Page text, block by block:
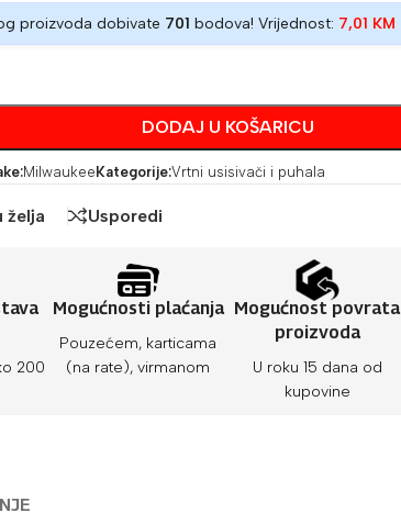
proizvoda dobivate 701 bodova! Vrijednost: 7,01 KM
DODAJ U KOŠARICU
MilwaukeeKategorije:Vrtni usisivači i puhala
želja Usporedi
200
Mogućnosti plaćanja
Pouzećem, karticama
(na rate), virmanom
Mogućnost povrata
proizvoda
U roku 15 dana od
kupovine